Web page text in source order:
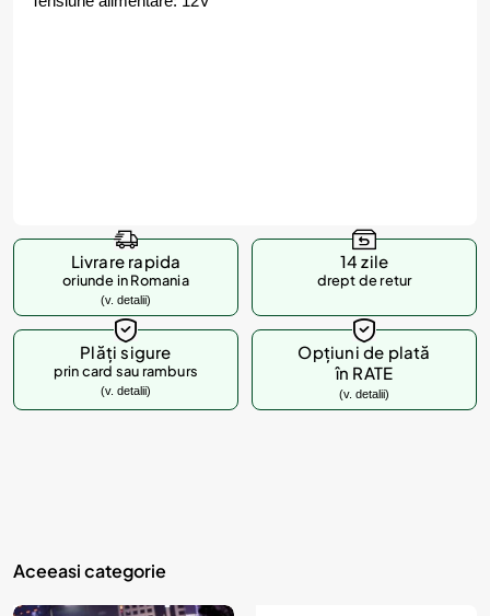
Livrare rapida
oriunde in Romania
(v. detalii)
14 zile
drept de retur
Plăți sigure
prin card sau ramburs
(v. detalii)
Opțiuni de plată
în RATE
(v. detalii)
Aceeasi categorie